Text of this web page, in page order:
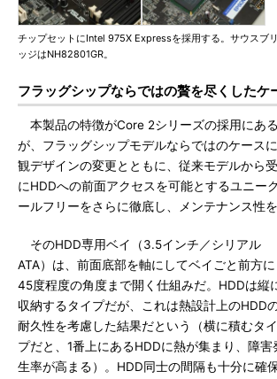
チップセットにIntel 975X Expressを採用する。サウスブリ
ッジはNH82801GR。
フラッグシップならではの贅を尽くしたケ
本製品の特徴がCore 2シリーズの採用にあ
が、フラッグシップモデルならではのケース
観デザインの変更とともに、従来モデルから
にHDDへの前面アクセスを可能とするユニー
ールフリーをさらに徹底し、メンテナンス性
そのHDD専用ベイ（3.5インチ／シリアル
ATA）は、前面底部を軸にしてベイごと前方に
45度程度の角度まで開く仕組みだ。HDDは縦
収納するタイプだが、これは熱設計上のHDD
耐久性を考慮した結果だという（横に積むタイ
プだと、1番上にあるHDDに熱が集まり、障害
生率が高まる）。HDD同士の間隔も十分に確